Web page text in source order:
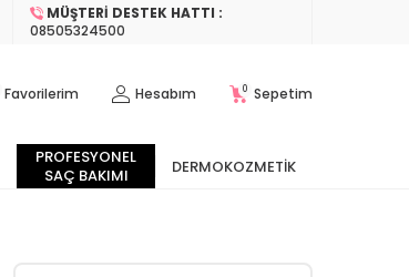
MÜŞTERI DESTEK HATTI :
08505324500
Favorilerim Hesabım 0 Sepetim
PROFESYONEL
SAÇ BAKIMI
DERMOKOZMETIK